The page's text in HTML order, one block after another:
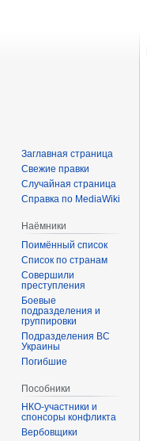
Заглавная страница
Свежие правки
Случайная страница
Справка по MediaWiki
Наёмники
Поимённый список
Список по странам
Совершили
преступления
Боевые
подразделения и
группировки
Подразделения ВС
Украины
Погибшие
Пособники
спонсоры конфликта
‏‎Вербовщики